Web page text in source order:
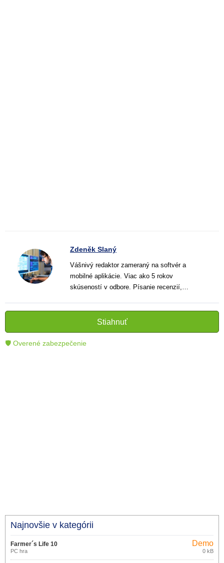
Zdeněk Slaný
Vášnivý redaktor zameraný na softvér a
mobilné aplikácie. Viac ako 5 rokov
skúseností v odbore. Písanie recenzií,
informatívnych textov, ktoré pomáhajú
čitateľom lepšie porozumieť a využiť moderné
technológie.
Stiahnuť
🛡 Overené zabezpečenie
Najnovšie v kategórii
Farmer´s Life 10
PC hra
Demo
0 kB